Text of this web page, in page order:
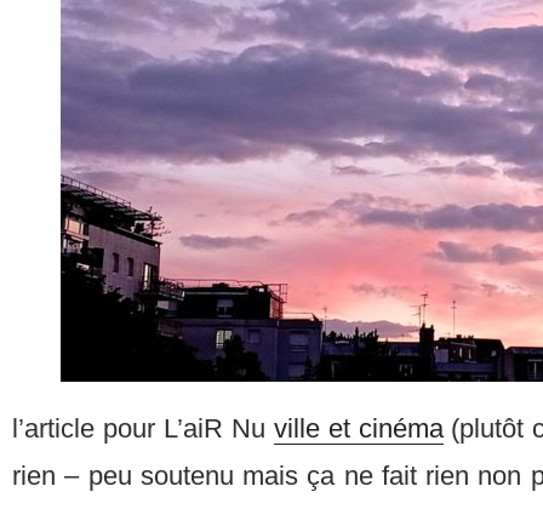
l’article pour L’aiR Nu ville et cinéma(plutôt
rien – peu soutenu mais ça ne fait rien non